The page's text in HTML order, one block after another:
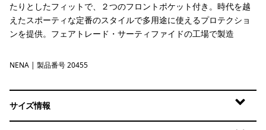
たりとしたフィットで、２つのフロントポケット付き。時代を越
えたスポーティな定番のスタイルで多用途に使えるプロテクショ
ンを提供。フェアトレード・サーティファイドの工場で製造
New Navy
NENA | 製品番号 20455
サイズ情報